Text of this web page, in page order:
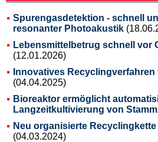
Spurengasdetektion - schnell
resonanter Photoakustik
Lebensmittelbetrug schnell vor
(12.01.2026)
Innovatives
(04.04.2025)
Bioreaktor ermöglicht
Langzeitkultivierung von
Neu organisierte
(04.03.2024)